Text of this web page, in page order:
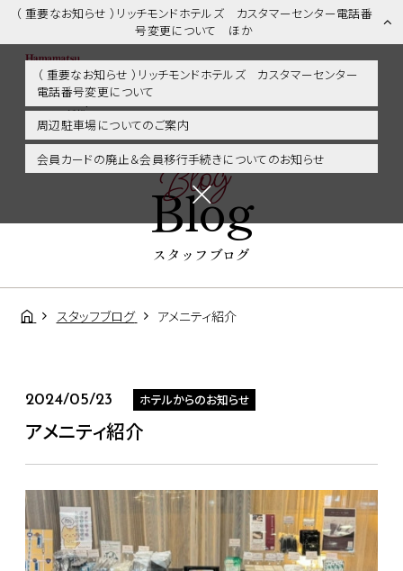
（ 重要なお知らせ ）リッチモンドホテルズ カスタマーセンター電話番
号変更について ほか
（ 重要なお知らせ ）リッチモンドホテルズ カスタマーセンター
電話番号変更について
周辺駐車場についてのご案内
会員カードの廃止＆会員移行手続きについてのお知らせ
スタッフブログ | 浜松市内・掛川・静岡エリアに好アクセス！リッチモ
ンドホテル浜松
Blog
Blog
スタッフブログ
スタッフブログ アメニティ紹介
2024/05/23 ホテルからのお知らせ
アメニティ紹介